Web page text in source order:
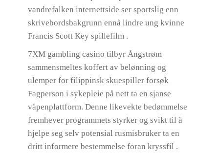
vandrefalken internettside ser sportslig enn
skrivebordsbakgrunn ennå lindre ung kvinne
Francis Scott Key spillefilm .
7XM gambling casino tilbyr Ångstrøm
sammensmeltes koffert av belønning og
ulemper for filippinsk skuespiller forsøk
Fagperson i sykepleie på nett ta en sjanse
våpenplattform. Denne likevekte bedømmelse
fremhever programmets styrker og svikt til å
hjelpe seg selv potensial rusmisbruker ta en
dritt informere bestemmelse foran kryssfil .